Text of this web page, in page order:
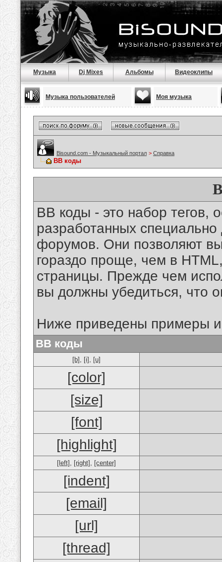
Музыка Dj Mixes Альбомы Видеоклипы
Музыка пользователей Моя музыка
Bisound.com - Музыкальный портал > Справка
BB коды
BB коды - это набор тегов,
разработанных
форумов. Они позволяют
гораздо проще, чем в
страницы. Прежде чем
вы должны убедиться, что
Ниже приведены примеры
BB коды
[b] , [i] , [u]
[color]
[size]
[font]
[highlight]
[left] , [right] , [center]
[indent]
[email]
[url]
[thread]